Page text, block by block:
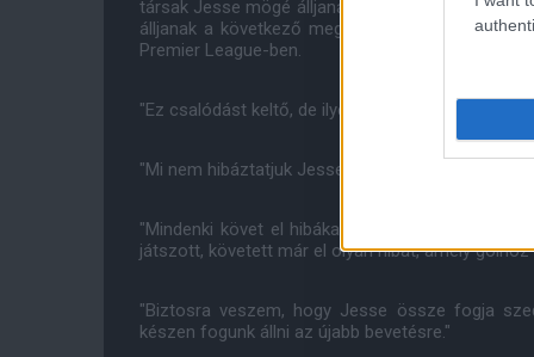
társak Jesse mögé álljanak, aki elmondása
álljanak a következő megmérettetésükön,
Premier League-ben.
"Ez csalódást keltő, de ilyen a futball. Az emberek
"Mi nem hibáztatjuk Jesse-t, beállt, megpróbálta
"Mindenki követ el hibákat. Biztos vagyok
játszott, követett már el olyan hibát, amely gólhoz
"Biztosra veszem, hogy Jesse össze fogja
készen fogunk állni az újabb bevetésre."